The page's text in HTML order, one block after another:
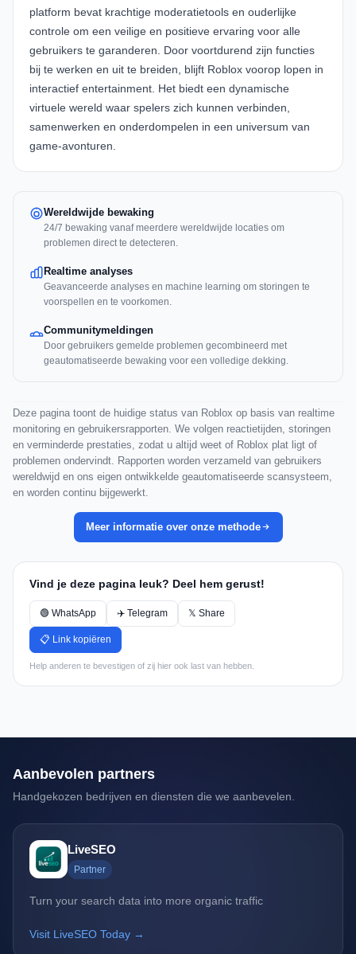
platform bevat krachtige moderatietools en ouderlijke
controle om een veilige en positieve ervaring voor alle
gebruikers te garanderen. Door voortdurend zijn functies
bij te werken en uit te breiden, blijft Roblox voorop lopen in
interactief entertainment. Het biedt een dynamische
virtuele wereld waar spelers zich kunnen verbinden,
samenwerken en onderdompelen in een universum van
game-avonturen.
Wereldwijde bewaking
24/7 bewaking vanaf meerdere wereldwijde locaties om
problemen direct te detecteren.
Realtime analyses
Geavanceerde analyses en machine learning om storingen te
voorspellen en te voorkomen.
Communitymeldingen
Door gebruikers gemelde problemen gecombineerd met
geautomatiseerde bewaking voor een volledige dekking.
Deze pagina toont de huidige status van Roblox op basis van realtime
monitoring en gebruikersrapporten. We volgen reactietijden, storingen
en verminderde prestaties, zodat u altijd weet of Roblox plat ligt of
problemen ondervindt. Rapporten worden verzameld van gebruikers
wereldwijd en ons eigen ontwikkelde geautomatiseerde scansysteem,
en worden continu bijgewerkt.
Meer informatie over onze methode
Vind je deze pagina leuk? Deel hem gerust!
🟢 WhatsApp ✈️ Telegram 𝕏 Share
📋 Link kopiëren
Help anderen te bevestigen of zij hier ook last van hebben.
Aanbevolen partners
Handgekozen bedrijven en diensten die we aanbevelen.
LiveSEO
Partner
Turn your search data into more organic traffic
Visit LiveSEO Today →